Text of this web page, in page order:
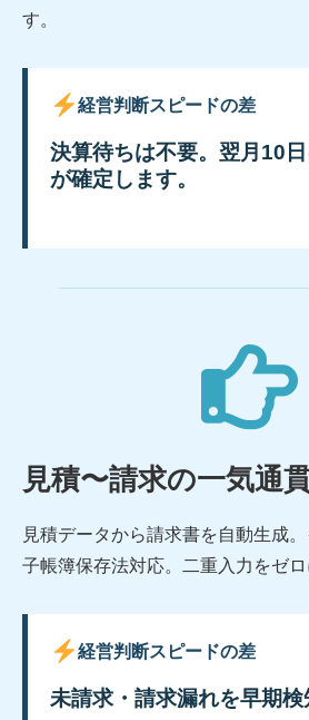
す。
経営判断スピードの差
決算待ちは不要。翌月10
が確定します。
見積〜請求の一気通
見積データから請求書を自動生成
子帳簿保存法対応。二重入力をゼロ
経営判断スピードの差
未請求・請求漏れを早期検